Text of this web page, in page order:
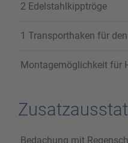
2 Edelstahlkipptröge
1 Transporthaken für
Montagemöglichkeit für
Bedachung mit